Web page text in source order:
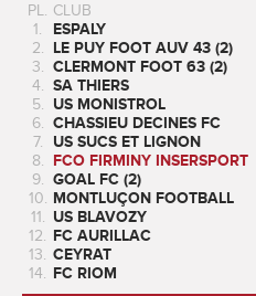
PL. CLUB
1.
ESPALY
2. LE PUY FOOT AUV 43 (2)
3. CLERMONT FOOT 63 (2)
4. SA THIERS
5. US MONISTROL
6. CHASSIEU DECINES FC
7.
US SUCS ET LIGNON
8. FCO FIRMINY INSERSPORT
9. GOAL FC (2)
10. MONTLUÇON FOOTBALL
11. US BLAVOZY
12. FC AURILLAC
13. CEYRAT
14. FC RIOM